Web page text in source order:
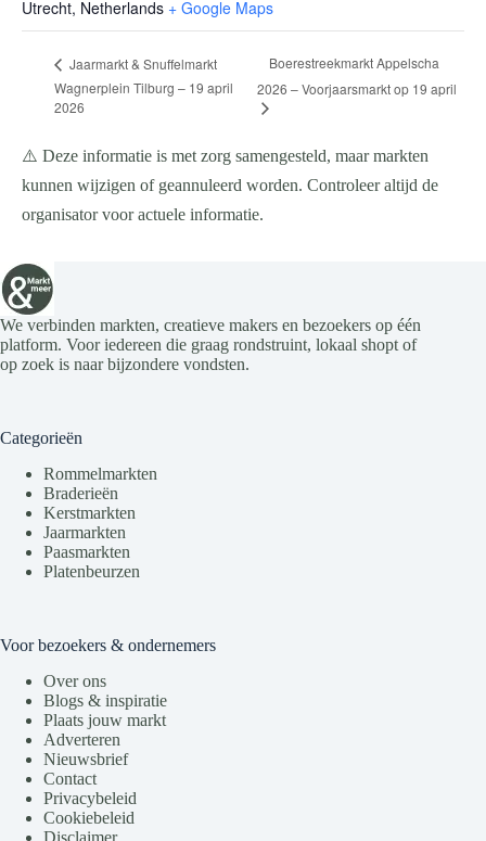
Utrecht, Netherlands + Google Maps
Jaarmarkt & Snuffelmarkt
Wagnerplein Tilburg – 19 april
2026
Boerestreekmarkt Appelscha
2026 – Voorjaarsmarkt op 19 april
⚠️ Deze informatie is met zorg samengesteld, maar markten
kunnen wijzigen of geannuleerd worden. Controleer altijd de
organisator voor actuele informatie.
We verbinden markten, creatieve makers en bezoekers op één
platform. Voor iedereen die graag rondstruint, lokaal shopt of
op zoek is naar bijzondere vondsten.
Categorieën
Rommelmarkten
Braderieën
Kerstmarkten
Jaarmarkten
Paasmarkten
Platenbeurzen
Voor bezoekers & ondernemers
Over ons
Blogs & inspiratie
Plaats jouw markt
Adverteren
Nieuwsbrief
Contact
Privacybeleid
Cookiebeleid
Disclaimer